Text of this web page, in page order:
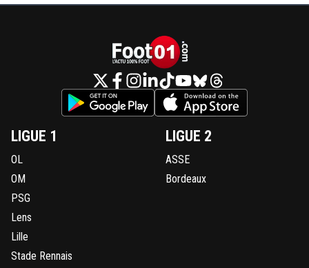
LIGUE 1
OL
OM
PSG
Lens
Lille
Stade Rennais
LIGUE 2
ASSE
Bordeaux